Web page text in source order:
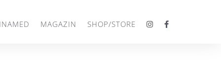
MAGAZIN SHOP/STORE